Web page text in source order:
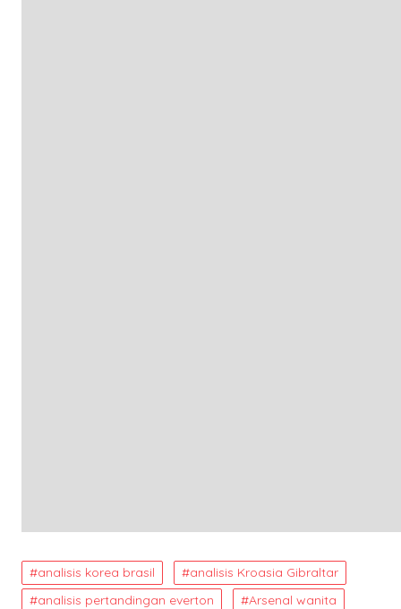
analisis korea brasil
analisis Kroasia Gibraltar
analisis pertandingan everton
Arsenal wanita